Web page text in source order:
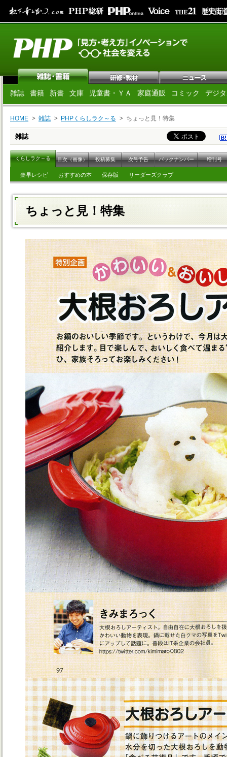
雑誌 書籍 新書 文庫 児童書・ＹＡ 家庭通販 コミック デジ
HOME 雑誌 PHPくらしラク～る ちょっと見！特集
雑誌
くらしラク～る 目次（画像） 投稿募集 次号予告 バックナンバー 増刊号
楽早レシピ おすすめの本 保存版 リーダーズクラブ
ちょっと見！特集